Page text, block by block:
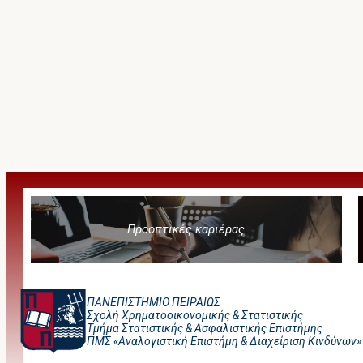
Προοπτικές καριέρας
ΠΑΝΕΠΙΣΤΗΜΙΟ ΠΕΙΡΑΙΩΣ
Σχολή Χρηματοοικονομικής & Στατιστικής
Τμήμα Στατιστικής & Ασφαλιστικής Επιστήμης
ΠΜΣ «Αναλογιστική Επιστήμη & Διαχείριση Κινδύνων»